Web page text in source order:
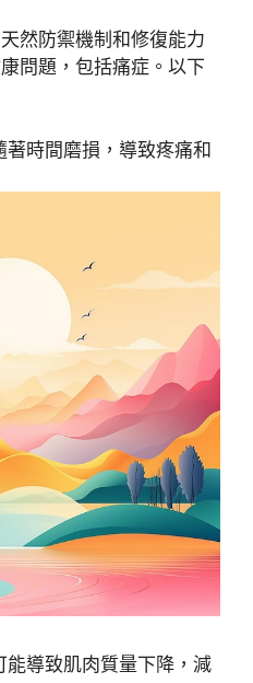
然防禦機制和修復能力
問題，包括痛症。以下
著時間磨損，導致疼痛和
能導致肌肉質量下降，減